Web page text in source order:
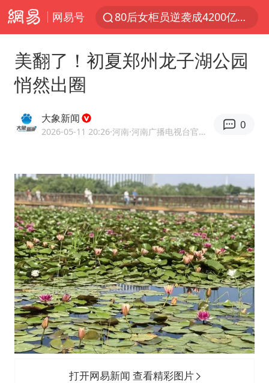
网易号
多地要求领导干部带头休假
四川资阳市原市长王善平被判11年
郑国霖回应去景区上班被保安拦下
空调发明出来竟然不是为了给人降温
今年4位周星驰电影配角去世
中国五箭齐发反制美国
号召领导带头休假 是大家不想休吗
律师称“梅姨”若满75岁或不适用死刑
《歌手》歌王之战帮唱嘉宾官宣
“梅姨”准确年龄仍未知
南昌一规划馆现“阴间座椅”字样
上海一酒店房间爬满床虱 住客反被怼
美翻了！初夏郑州龙子湖公园
悄然出圈
大象新闻
2026-05-11 20:26·河南 ·河南广播电视台官方网易号
0
打开网易新闻 查看精彩图片